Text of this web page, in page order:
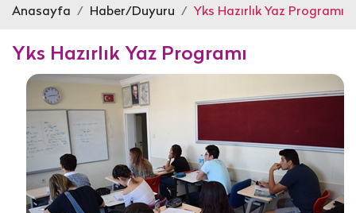
Anasayfa Haber/Duyuru Yks Hazırlık Yaz Programı
Yks Hazırlık Yaz Programı